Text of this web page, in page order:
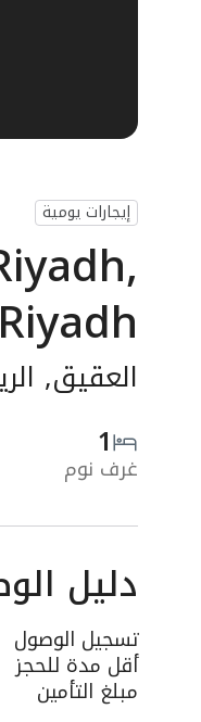
إيجارات يومية
Riyadh
العقيق,
1
غرف نوم
دليل
تسجيل الوصول
أقل مدة للحجز
مبلغ التأمين